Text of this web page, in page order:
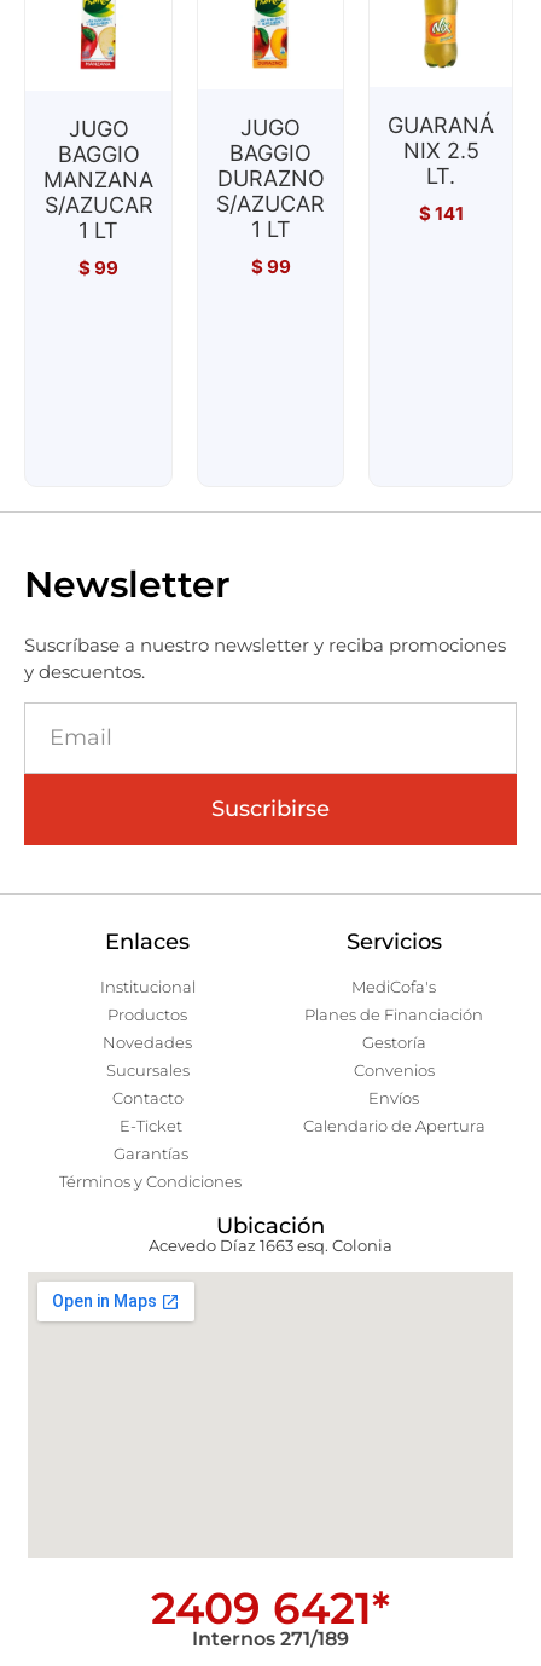
JUGO
BAGGIO
MANZANA
S/AZUCAR
1 LT
$99
JUGO
BAGGIO
DURAZNO
S/AZUCAR
1 LT
$99
GUARANÁ
NIX 2.5
LT.
$141
Newsletter
Suscríbase a nuestro newsletter y reciba promociones
y descuentos.
Suscribirse
Enlaces
Institucional
Productos
Novedades
Sucursales
Contacto
E-Ticket
Garantías
Términos y Condiciones
Servicios
MediCofa's
Planes de Financiación
Gestoría
Convenios
Envíos
Calendario de Apertura
Ubicación
Acevedo Díaz 1663 esq. Colonia
2409 6421*
Internos 271/189